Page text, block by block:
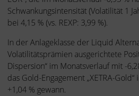
Schwankungsintensität (Volatilität 1
bei 4,15 % (vs. REXP: 3,99 %).
In der Anlageklasse der Liquid
Volatilitätsprämien ausgerichtete
Dispersion“ im Monatsverlauf mit -
das Gold-Engagement „XETRA-
+1,04 % gewann.